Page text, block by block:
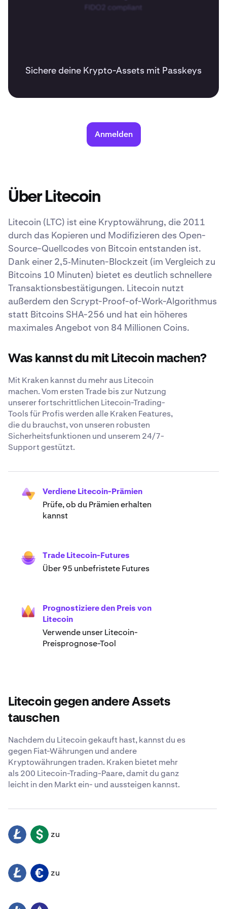
Sichere deine Krypto-Assets mit Passkeys
Anmelden
Über Litecoin
Litecoin (LTC) ist eine Kryptowährung, die 2011
durch das Kopieren und Modifizieren des Open-
Source-Quellcodes von Bitcoin entstanden ist.
Dank einer 2,5‑Minuten-Blockzeit (im Vergleich zu
Bitcoins 10 Minuten) bietet es deutlich schnellere
Transaktionsbestätigungen. Litecoin nutzt
außerdem den Scrypt-Proof-of-Work-Algorithmus
statt Bitcoins SHA-256 und hat ein höheres
maximales Angebot von 84 Millionen Coins.
Was kannst du mit Litecoin machen?
Mit Kraken kannst du mehr aus Litecoin
machen. Vom ersten Trade bis zur Nutzung
unserer fortschrittlichen Litecoin-Trading-
Tools für Profis werden alle Kraken Features,
die du brauchst, von unseren robusten
Sicherheitsfunktionen und unserem 24/7-
Support gestützt.
Verdiene Litecoin-Prämien
Prüfe, ob du Prämien erhalten
kannst
Trade Litecoin-Futures
Über 95 unbefristete Futures
Prognostiziere den Preis von
Litecoin
Verwende unser Litecoin-
Preisprognose-Tool
Litecoin gegen andere Assets
tauschen
Nachdem du Litecoin gekauft hast, kannst du es
gegen Fiat-Währungen und andere
Kryptowährungen traden. Kraken bietet mehr
als 200 Litecoin-Trading-Paare, damit du ganz
leicht in den Markt ein- und aussteigen kannst.
LTC USD zu
LTC EUR zu